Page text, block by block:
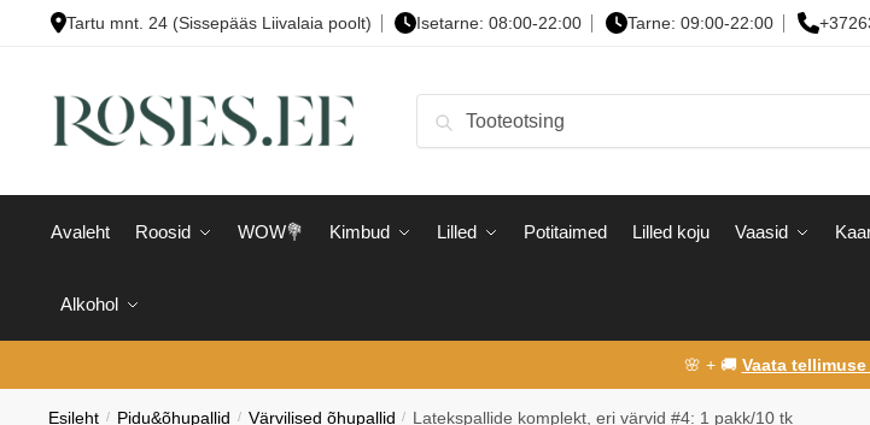
Tartu mnt. 24 (Sissepääs Liivalaia poolt) Isetarne: 08:00-22:00 Tarne: 09:00-22:00
Otsi
Avaleht Roosid WOW💐 Kimbud Lilled Potitaimed Lilled koju Vaasid
Alkohol
🌸 + 🚚 Vaata
Esileht / Pidu&õhupallid / Värvilised õhupallid / Latekspallide komplekt, eri värvid #4: 1 pakk/10 tk